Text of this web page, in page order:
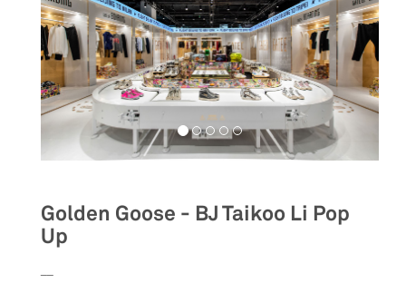
Golden Goose - BJ Taikoo Li Pop
Up